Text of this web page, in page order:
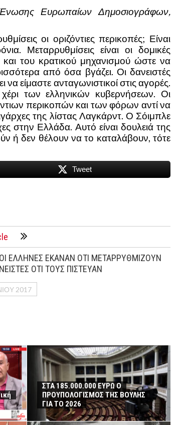
Ευρωπαίων Δημοσιογράφων,
οι οριζόντιες περικοπές; Είναι
Μεταρρυθμίσεις είναι οι δομικές
και του κρατικού μηχανισμού ώστε να
από όσα βγάζει. Οι δανειστές
είμαστε ανταγωνιστικοί στις αγορές.
των ελληνικών κυβερνήσεων. Οι
περικοπών και των φόρων αντί να
της λίστας Λαγκάρντ. Ο Σόιμπλε
στην Ελλάδα. Αυτό είναι δουλειά της
ή δεν θέλουν να το καταλάβουν, τότε
Tweet
ΟΙ ΕΛΛΗΝΕΣ ΕΚΑΝΑΝ ΟΤΙ ΜΕΤΑΡΡΥΘΜΙΖΟΥΝ
ΟΤΙ ΤΟΥΣ ΠΙΣΤΕΥΑΝ
2017
ΣΤΑ 185.000.000 ΕΥΡΩ Ο
ΠΡΟΥΠΟΛΟΓΙΣΜΟΣ ΤΗΣ ΒΟΥΛΗΣ
ΓΙΑ ΤΟ 2026